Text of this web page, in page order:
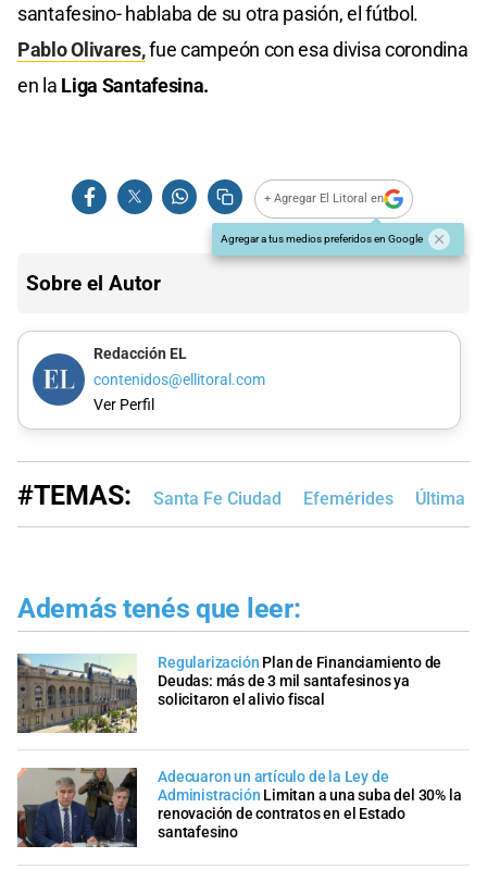
santafesino- hablaba de su otra pasión, el fútbol.
Pablo Olivares,fue campeón con esa divisa corondina
en la Liga Santafesina.
+ Agregar El Litoral en
Agregar a tus medios preferidos en Google
Sobre el Autor
Redacción EL
contenidos@ellitoral.com
Ver Perfil
#TEMAS: Santa Fe Ciudad Efemérides Última
Además tenés que leer:
Regularización Plan de Financiamiento de
Deudas: más de 3 mil santafesinos ya
solicitaron el alivio fiscal
Adecuaron un artículo de la Ley de
Administración Limitan a una suba del 30% la
renovación de contratos en el Estado
santafesino